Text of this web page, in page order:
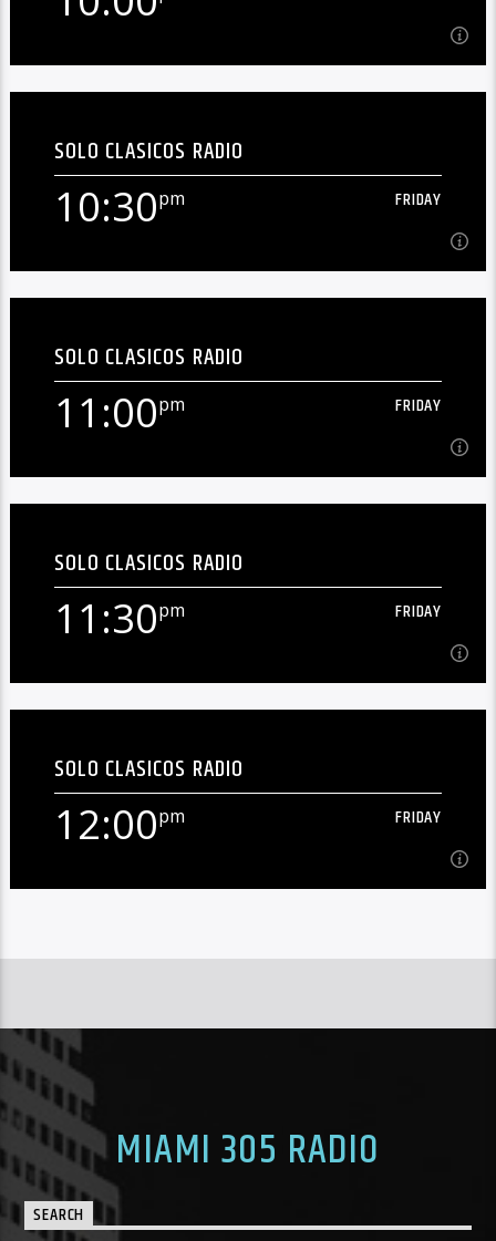
10:00pm FRIDAY
En Vivo![...]
Learn more
SOLO CLASICOS RADIO
10:30pm FRIDAY
10:30pm FRIDAY
En Vivo![...]
Learn more
SOLO CLASICOS RADIO
11:00pm FRIDAY
11:00pm FRIDAY
En Vivo![...]
Learn more
SOLO CLASICOS RADIO
11:30pm FRIDAY
11:30pm FRIDAY
En Vivo![...]
Learn more
SOLO CLASICOS RADIO
12:00pm FRIDAY
Learn more
MIAMI 305 RADIO
SEARCH